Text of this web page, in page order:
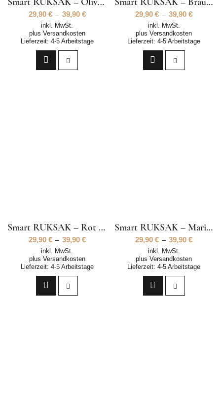
Smart RUKSAK – Olive Outdoor Style
29,90 € – 39,90 €
inkl. MwSt.
plus Versandkosten
Lieferzeit: 4-5 Arbeitstage
Smart RUKSAK – Braun Outdoor Style
29,90€ – 39,90€
inkl. MwSt.
plusVersandkosten
Lieferzeit:4-5 Arbeitstage
Smart RUKSAK – Rot Outdoor Style
29,90 € – 39,90 €
inkl. MwSt.
plus Versandkosten
Lieferzeit: 4-5 Arbeitstage
Smart RUKSAK – Marine Outdoor Style
29,90€ – 39,90€
inkl. MwSt.
plusVersandkosten
Lieferzeit:4-5 Arbeitstage